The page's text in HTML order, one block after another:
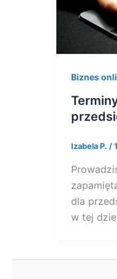
Biznes
Izabela P. /
dla
w tej